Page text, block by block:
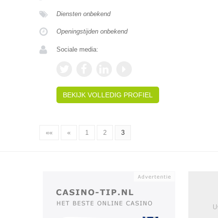
Diensten onbekend
Openingstijden onbekend
Sociale media:
BEKIJK VOLLEDIG PROFIEL
«« « 1 2 3